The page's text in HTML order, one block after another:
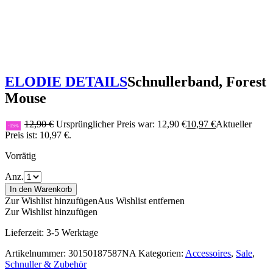
ELODIE DETAILSSchnullerband, Forest
Mouse
-15% 12,90€ Ursprünglicher Preis war: 12,90 €10,97 €Aktueller
Preis ist: 10,97 €.
Vorrätig
Anz.
In den Warenkorb
Zur Wishlist hinzufügenAus Wishlist entfernen
Zur Wishlist hinzufügen
Lieferzeit: 3-5 Werktage
Artikelnummer: 30150187587NA Kategorien: Accessoires, Sale,
Schnuller & Zubehör